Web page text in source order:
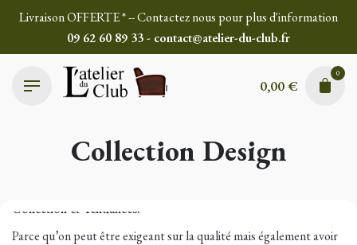
Livraison OFFERTE * -- Contactez nous pour plus d'information
09 62 60 89 33 - contact@atelier-du-club.fr
0,00€
0
Collection Design
Collection et Tendances.
Parce qu’on peut être exigeant sur la qualité mais également avoir